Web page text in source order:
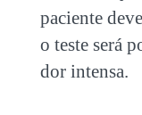
paciente
o teste será
dor intensa.